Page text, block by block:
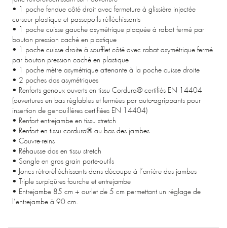
• 1 poche fendue côté droit avec fermeture à glissière injectée
curseur plastique et passepoils réfléchissants
• 1 poche cuisse gauche asymétrique plaquée à rabat fermé par
bouton pression caché en plastique
• 1 poche cuisse droite à soufflet côté avec rabat asymétrique fermé
par bouton pression caché en plastique
• 1 poche mètre asymétrique attenante à la poche cuisse droite
• 2 poches dos asymétriques
• Renforts genoux ouverts en tissu Cordura® certifiés EN 14404
(ouvertures en bas réglables et fermées par auto-agrippants pour
insertion de genouillères certifiées EN 14404)
• Renfort entrejambe en tissu stretch
• Renfort en tissu cordura® au bas des jambes
• Couvre-reins
• Réhausse dos en tissu stretch
• Sangle en gros grain porte-outils
• Joncs rétroréfléchissants dans découpe à l’arrière des jambes
• Triple surpiqûres fourche et entrejambe
• Entrejambe 85 cm + ourlet de 5 cm permettant un réglage de
l’entrejambe à 90 cm.